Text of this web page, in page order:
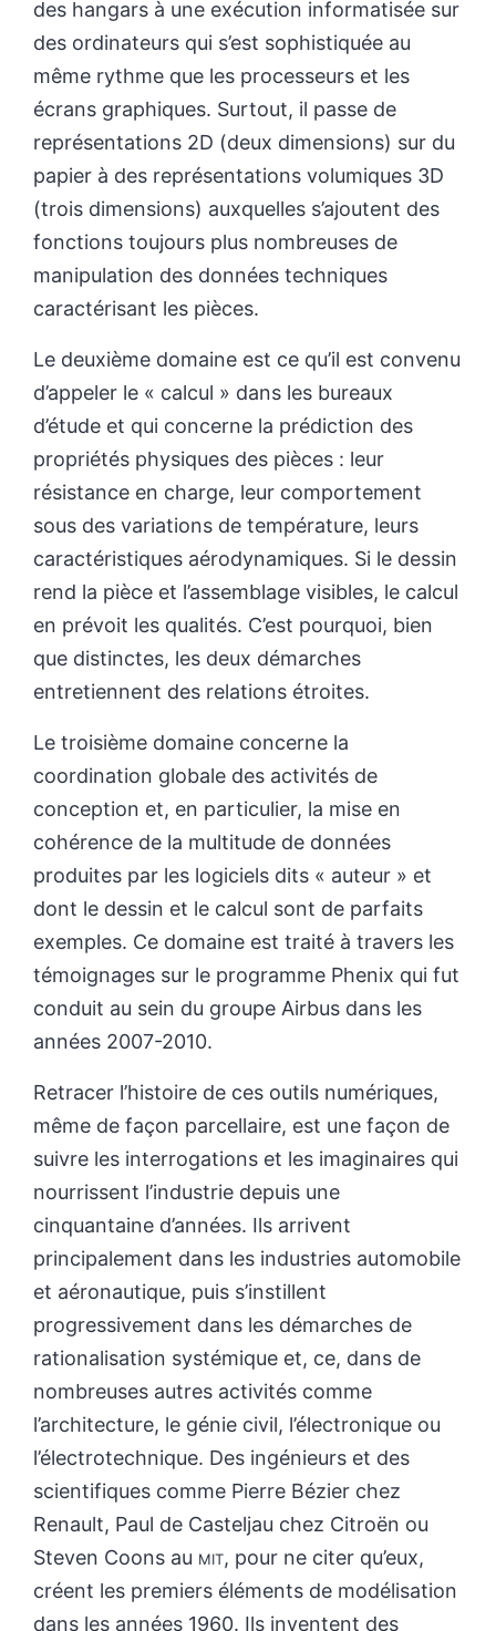
des hangars à une exécution informatisée sur
des ordinateurs qui s’est sophistiquée au
même rythme que les processeurs et les
écrans graphiques. Surtout, il passe de
représentations 2D (deux dimensions) sur du
papier à des représentations volumiques 3D
(trois dimensions) auxquelles s’ajoutent des
fonctions toujours plus nombreuses de
manipulation des données techniques
caractérisant les pièces.
Le deuxième domaine est ce qu’il est convenu
d’appeler le « calcul » dans les bureaux
d’étude et qui concerne la prédiction des
propriétés physiques des pièces : leur
résistance en charge, leur comportement
sous des variations de température, leurs
caractéristiques aérodynamiques. Si le dessin
rend la pièce et l’assemblage visibles, le calcul
en prévoit les qualités. C’est pourquoi, bien
que distinctes, les deux démarches
entretiennent des relations étroites.
Le troisième domaine concerne la
coordination globale des activités de
conception et, en particulier, la mise en
cohérence de la multitude de données
produites par les logiciels dits « auteur » et
dont le dessin et le calcul sont de parfaits
exemples. Ce domaine est traité à travers les
témoignages sur le programme Phenix qui fut
conduit au sein du groupe Airbus dans les
années 2007-2010.
Retracer l’histoire de ces outils numériques,
même de façon parcellaire, est une façon de
suivre les interrogations et les imaginaires qui
nourrissent l’industrie depuis une
cinquantaine d’années. Ils arrivent
principalement dans les industries automobile
et aéronautique, puis s’instillent
progressivement dans les démarches de
rationalisation systémique et, ce, dans de
nombreuses autres activités comme
l’architecture, le génie civil, l’électronique ou
l’électrotechnique. Des ingénieurs et des
scientifiques comme Pierre Bézier chez
Renault, Paul de Casteljau chez Citroën ou
Steven Coons au mit, pour ne citer qu’eux,
créent les premiers éléments de modélisation
dans les années 1960. Ils inventent des